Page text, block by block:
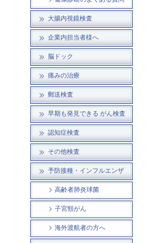
大腸内視鏡検査
企業内担当者様へ
脳ドック
痛みの治療
郵送検査
早期も発見できる がん検査
認知症検査
その他検査
予防接種・インフルエンザ
高齢者肺炎球菌
子宮頸がん
海外渡航者の方へ